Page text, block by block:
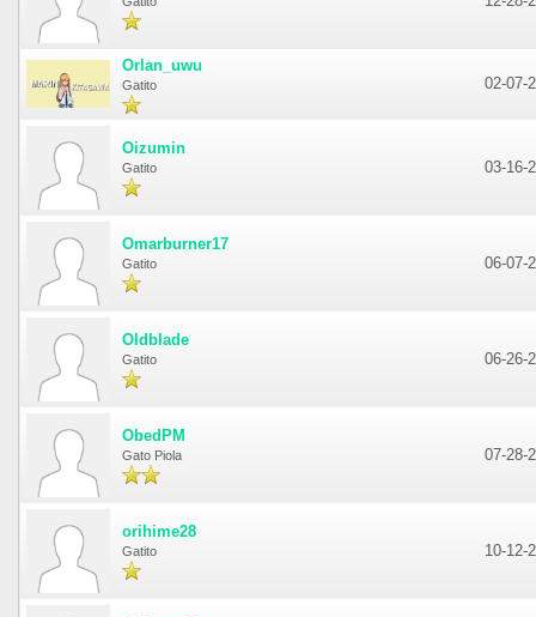
Orlan_uwu
Gatito 02-07-
Oizumin
Gatito 03-16-
Omarburner17
Gatito 06-07-
Oldblade
Gatito 06-26-
ObedPM
Gato Piola 07-28-
orihime28
Gatito 10-12-